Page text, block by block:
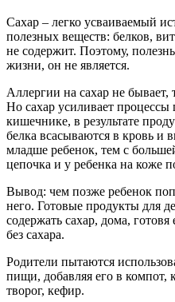
Сахар – легко усваиваемый
полезных веществ: белков,
не содержит. Поэтому,
жизни, он не является.
Аллергии на сахар не бывает,
Но сахар усиливает
кишечнике, в результате
белка всасываются в кровь и
младше ребенок, тем с
цепочка и у ребенка на коже
Вывод: чем позже ребенок
него. Готовые продукты для
содержать сахар, дома,
без сахара.
Родители пытаются
пищи, добавляя его в компот,
творог, кефир.